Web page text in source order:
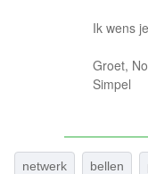
Ik wens
Groet,
Simpel​​​​​​​
netwerk bellen